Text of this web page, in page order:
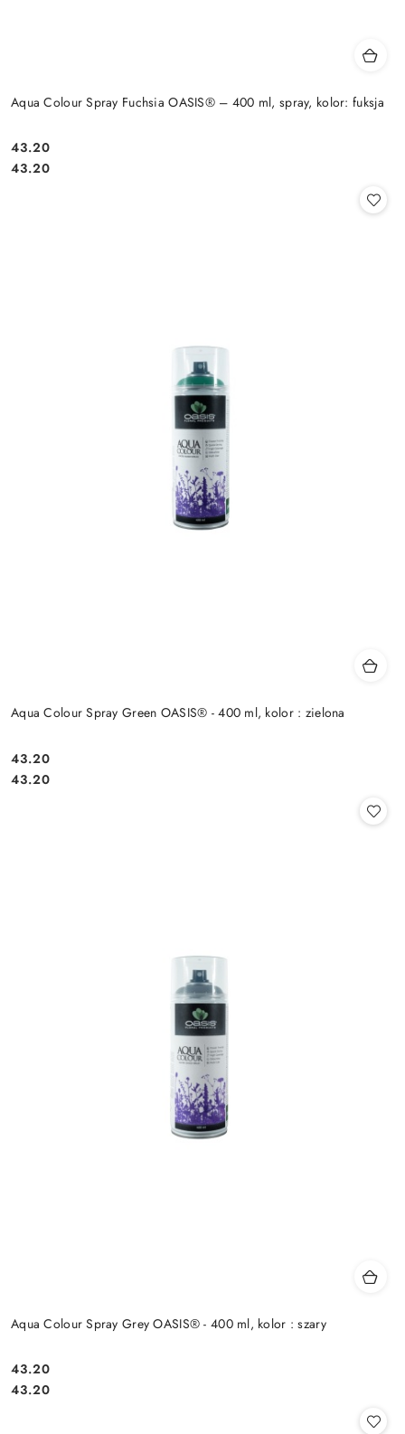
Aqua Colour Spray Fuchsia OASIS® – 400 ml, spray, kolor: fuksja
Cena:
43.20
Cena:
43.20
Aqua Colour Spray Green OASIS® - 400 ml, kolor : zielona
Cena:
43.20
Cena:
43.20
Aqua Colour Spray Grey OASIS® - 400 ml, kolor : szary
Cena:
43.20
Cena:
43.20